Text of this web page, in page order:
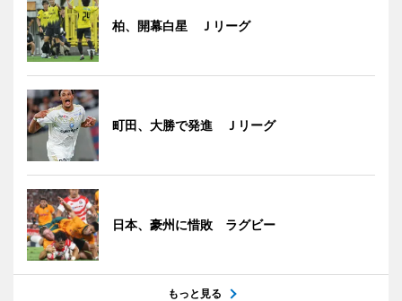
柏、開幕白星 Ｊリーグ
町田、大勝で発進 Ｊリーグ
日本、豪州に惜敗 ラグビー
もっと見る